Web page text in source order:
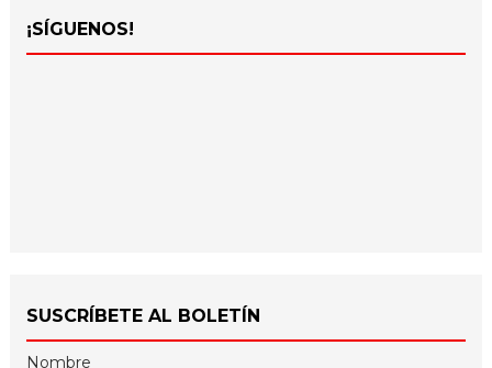
¡SÍGUENOS!
SUSCRÍBETE AL BOLETÍN
Nombre